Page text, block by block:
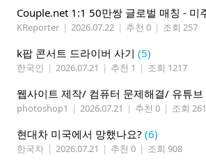
KReporter | 2026.07.22 | 추천 0 | 조회 257
k팝 콘서트 드라이버 사기 (5)
한국인 | 2026.07.21 | 추천 1 | 조회 1217
photoshop1 | 2026.07.21 | 추천 0 | 조회 261
현대차 미국에서 망했나요? (6)
한국차 | 2026.07.21 | 추천 0 | 조회 908